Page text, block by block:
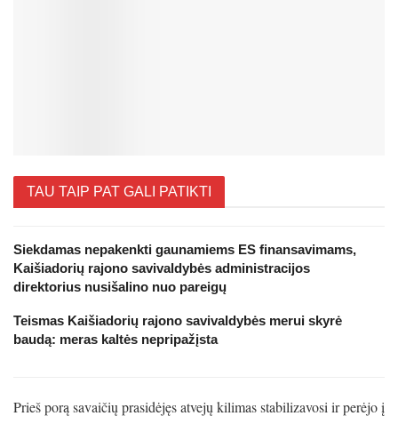
TAU TAIP PAT GALI PATIKTI
Siekdamas nepakenkti gaunamiems ES finansavimams,
Kaišiadorių rajono savivaldybės administracijos
direktorius nusišalino nuo pareigų
Teismas Kaišiadorių rajono savivaldybės merui skyrė
baudą: meras kaltės nepripažįsta
Prieš porą savaičių prasidėjęs atvejų kilimas stabilizavosi ir perėjo į